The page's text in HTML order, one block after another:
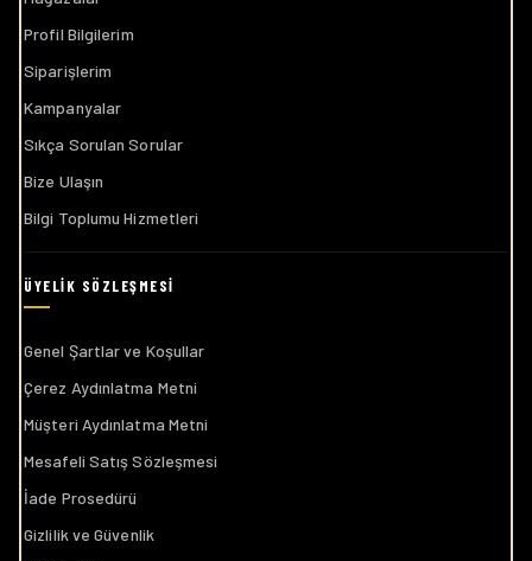
Siparişlerim
Kampanyalar
Sıkça Sorulan Sorular
Bize Ulaşın
Bilgi Toplumu Hizmetleri
Genel Şartlar ve Koşullar
Çerez Aydınlatma Metni
Müşteri Aydınlatma Metni
Mesafeli Satış Sözleşmesi
İade Prosedürü
Gizlilik ve Güvenlik
KVK Politikası